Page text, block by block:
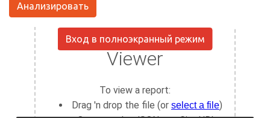
Анализировать
Вход в полноэкранный режим